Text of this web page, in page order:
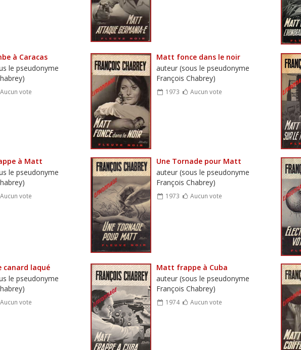
à Caracas
le pseudonyme
Aucun vote
Matt fonce dans le noir
auteur (sous le pseudonyme
François Chabrey)
1973 Aucun vote
à Matt
le pseudonyme
Aucun vote
Une Tornade pour Matt
auteur (sous le pseudonyme
François Chabrey)
1973 Aucun vote
canard laqué
le pseudonyme
Aucun vote
Matt frappe à Cuba
auteur (sous le pseudonyme
François Chabrey)
1974 Aucun vote